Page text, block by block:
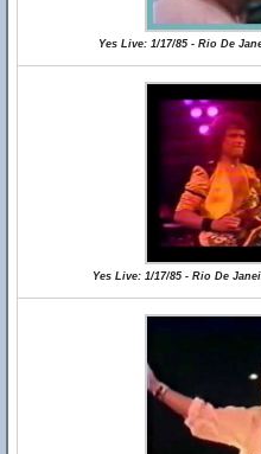
Yes Live: 1/17/85 - Rio De
Yes Live: 1/17/85 - Rio De